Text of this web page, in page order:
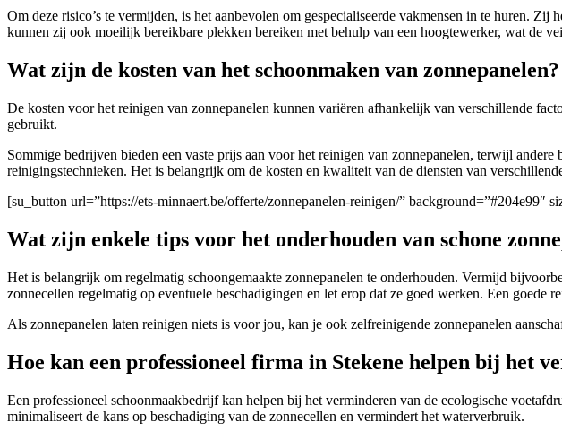
Om deze risico’s te vermijden, is het aanbevolen om gespecialiseerde vakmensen in te huren.
kunnen zij ook moeilijk bereikbare plekken bereiken met behulp van een hoogtewerker, wat de
Wat zijn de kosten van het schoonmaken van zonnepanelen?
De kosten voor het reinigen van zonnepanelen kunnen variëren afhankelijk van verschillende
gebruikt.
Sommige bedrijven bieden een vaste prijs aan voor het reinigen van zonnepanelen, terwijl
reinigingstechnieken. Het is belangrijk om de kosten en kwaliteit van de diensten van
[su_button url=”https://ets-minnaert.be/offerte/zonnepanelen-reinigen/” background=”#204e99″
Wat zijn enkele tips voor het onderhouden van schone
Het is belangrijk om regelmatig schoongemaakte zonnepanelen te onderhouden. Vermijd
zonnecellen regelmatig op eventuele beschadigingen en let erop dat ze goed werken. Een
Als zonnepanelen laten reinigen niets is voor jou, kan je ook zelfreinigende zonnepanelen
Hoe kan een professioneel firma in Stekene helpen bij het
Een professioneel schoonmaakbedrijf kan helpen bij het verminderen van de ecologische
minimaliseert de kans op beschadiging van de zonnecellen en vermindert het waterverbruik.